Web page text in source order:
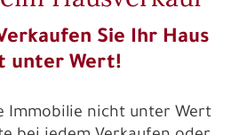
Sie Ihr Haus
unter Wert!
Immobilie nicht unter Wert